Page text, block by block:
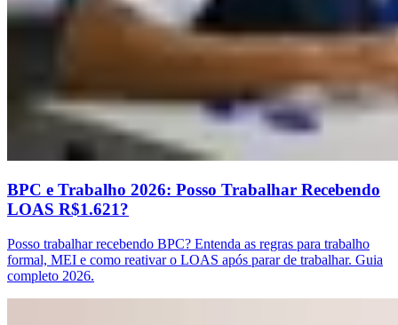
BPC e Trabalho 2026: Posso Trabalhar Recebendo
LOAS R$1.621?
Posso trabalhar recebendo BPC? Entenda as regras para trabalho
formal, MEI e como reativar o LOAS após parar de trabalhar. Guia
completo 2026.